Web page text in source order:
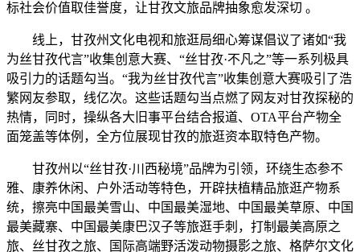
标社会价值取佳誉度，让甘孜文旅品牌抽象愈发深切 。
线上，甘孜州文化电视和旅逛局细心筹谋倡议了诸如“我
为丝甘孜代言”收集创意大赛、“丝甘孜·不凡之”等一系列极具
吸引力的话题勾当。“我为丝甘孜代言”收集创意大赛吸引了浩
繁网友参取，线亿次。这些话题勾当点燃了网友对甘孜探秘的
热情，同时，操纵各大旧事平台结合报道、OTA平台产物全
面笼盖等体例，全方位展现甘孜的旅逛资本取特色产物。
甘孜州以“丝甘孜·川西秘境”品牌为引领，环绕生态参不
雅、康养休闲、户外活动等特色，开辟扶植精品旅逛产物系
统，擦亮中国最美雪山、中国最美湿地、中国最美草原、中国
最美藏寨、中国最美康巴汉子等旅逛手刺，打制最美高原之
旅、丝甘孜之旅、国际高端野活泼动物摄影之旅、格萨尔文化